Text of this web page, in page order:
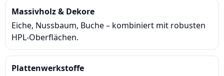
Massivholz & Dekore
Eiche, Nussbaum, Buche – kombiniert mit robusten
HPL-Oberflächen.
Plattenwerkstoffe